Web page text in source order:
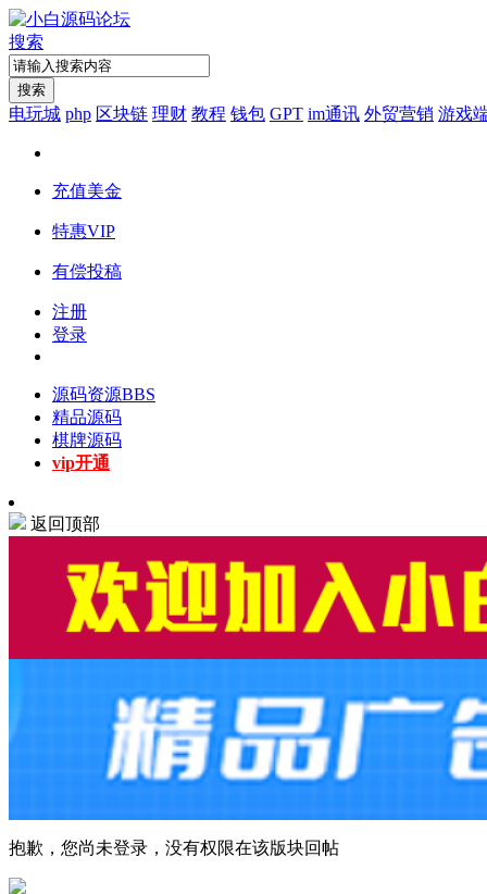
搜索
搜索
电玩城 php 区块链 理财 教程 钱包 GPT im通讯 外贸营销 游戏
充值美金
特惠VIP
有偿投稿
注册
登录
源码资源BBS
精品源码
棋牌源码
vip开通
返回顶部
抱歉，您尚未登录，没有权限在该版块回帖